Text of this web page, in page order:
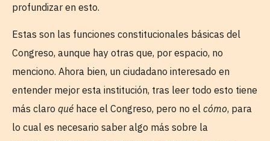
profundizar en esto.
Estas son las funciones constitucionales básicas del
Congreso, aunque hay otras que, por espacio, no
menciono. Ahora bien, un ciudadano interesado en
entender mejor esta institución, tras leer todo esto tiene
más claro qué hace el Congreso, pero no el cómo, para
lo cual es necesario saber algo más sobre la